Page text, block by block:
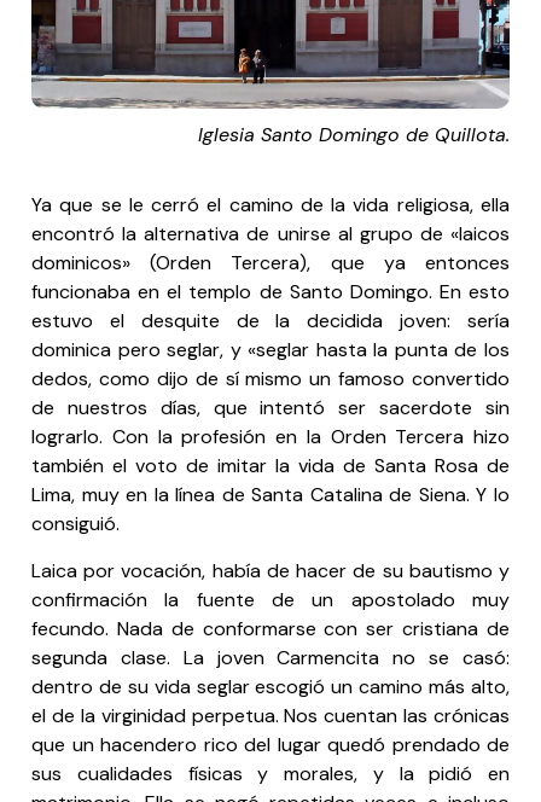
Iglesia Santo Domingo de Quillota.
Ya que se le cerró el camino de la vida religiosa, ella
encontró la alternativa de unirse al grupo de «laicos
dominicos» (Orden Tercera), que ya entonces
funcionaba en el templo de Santo Domingo. En esto
estuvo el desquite de la decidida joven: sería
dominica pero seglar, y «seglar hasta la punta de los
dedos, como dijo de sí mismo un famoso convertido
de nuestros días, que intentó ser sacerdote sin
lograrlo. Con la profesión en la Orden Tercera hizo
también el voto de imitar la vida de Santa Rosa de
Lima, muy en la línea de Santa Catalina de Siena. Y lo
consiguió.
Laica por vocación, había de hacer de su bautismo y
confirmación la fuente de un apostolado muy
fecundo. Nada de conformarse con ser cristiana de
segunda clase. La joven Carmencita no se casó:
dentro de su vida seglar escogió un camino más alto,
el de la virginidad perpetua. Nos cuentan las crónicas
que un hacendero rico del lugar quedó prendado de
sus cualidades físicas y morales, y la pidió en